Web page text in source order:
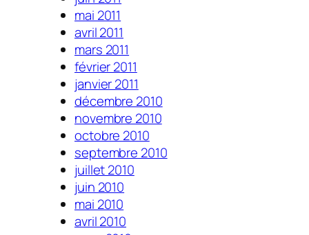
mai 2011
avril 2011
mars 2011
février 2011
janvier 2011
décembre 2010
novembre 2010
octobre 2010
septembre 2010
juillet 2010
juin 2010
mai 2010
avril 2010